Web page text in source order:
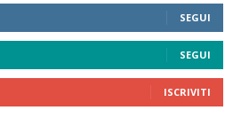
SEGUI
SEGUI
ISCRIVITI